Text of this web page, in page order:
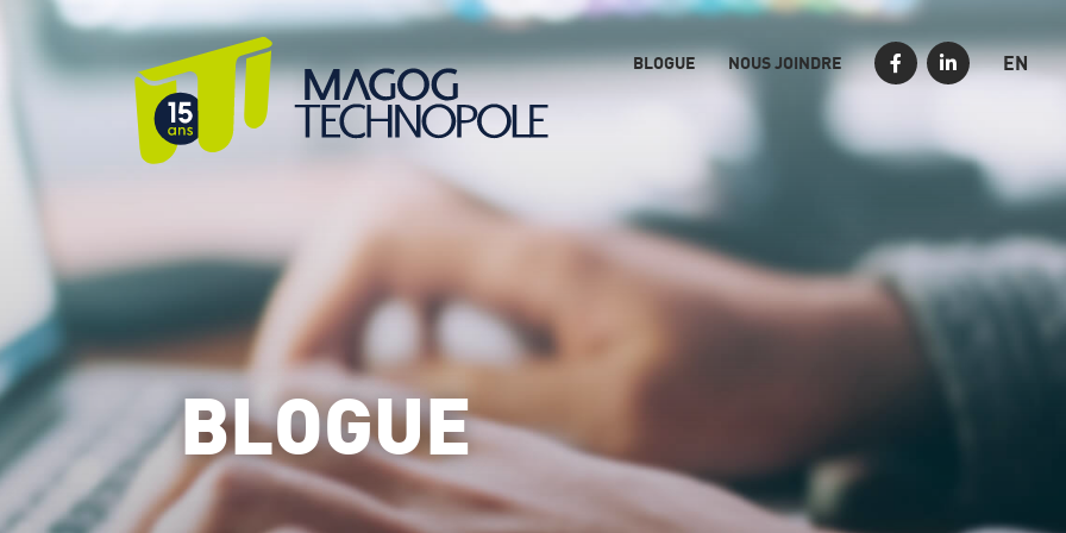
BLOGUE NOUS JOINDRE EN
BLOGUE